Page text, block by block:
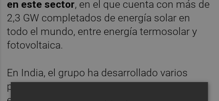
en este sector, en el que cuenta con más de
2,3 GW completados de energía solar en
todo el mundo, entre energía termosolar y
fotovoltaica.
En India, el grupo ha desarrollado varios
proyectos en el sector de la transmisión de